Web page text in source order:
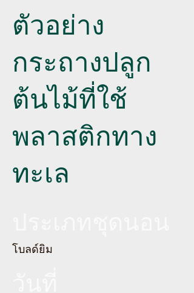
ตัวอย่าง
กระถางปลูก
ต้นไม้ที่ใช้
พลาสติกทาง
ทะเล
โบลด์ยิม